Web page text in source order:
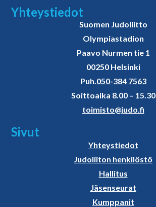
Yhteystiedot
Suomen Judoliitto
Olympiastadion
Paavo Nurmen tie 1
00250 Helsinki
Puh. 050-384 7563
Soittoaika 8.00 – 15.30
toimisto@judo.fi
Sivut
Yhteystiedot
Judoliiton henkilöstö
Hallitus
Jäsenseurat
Kumppanit